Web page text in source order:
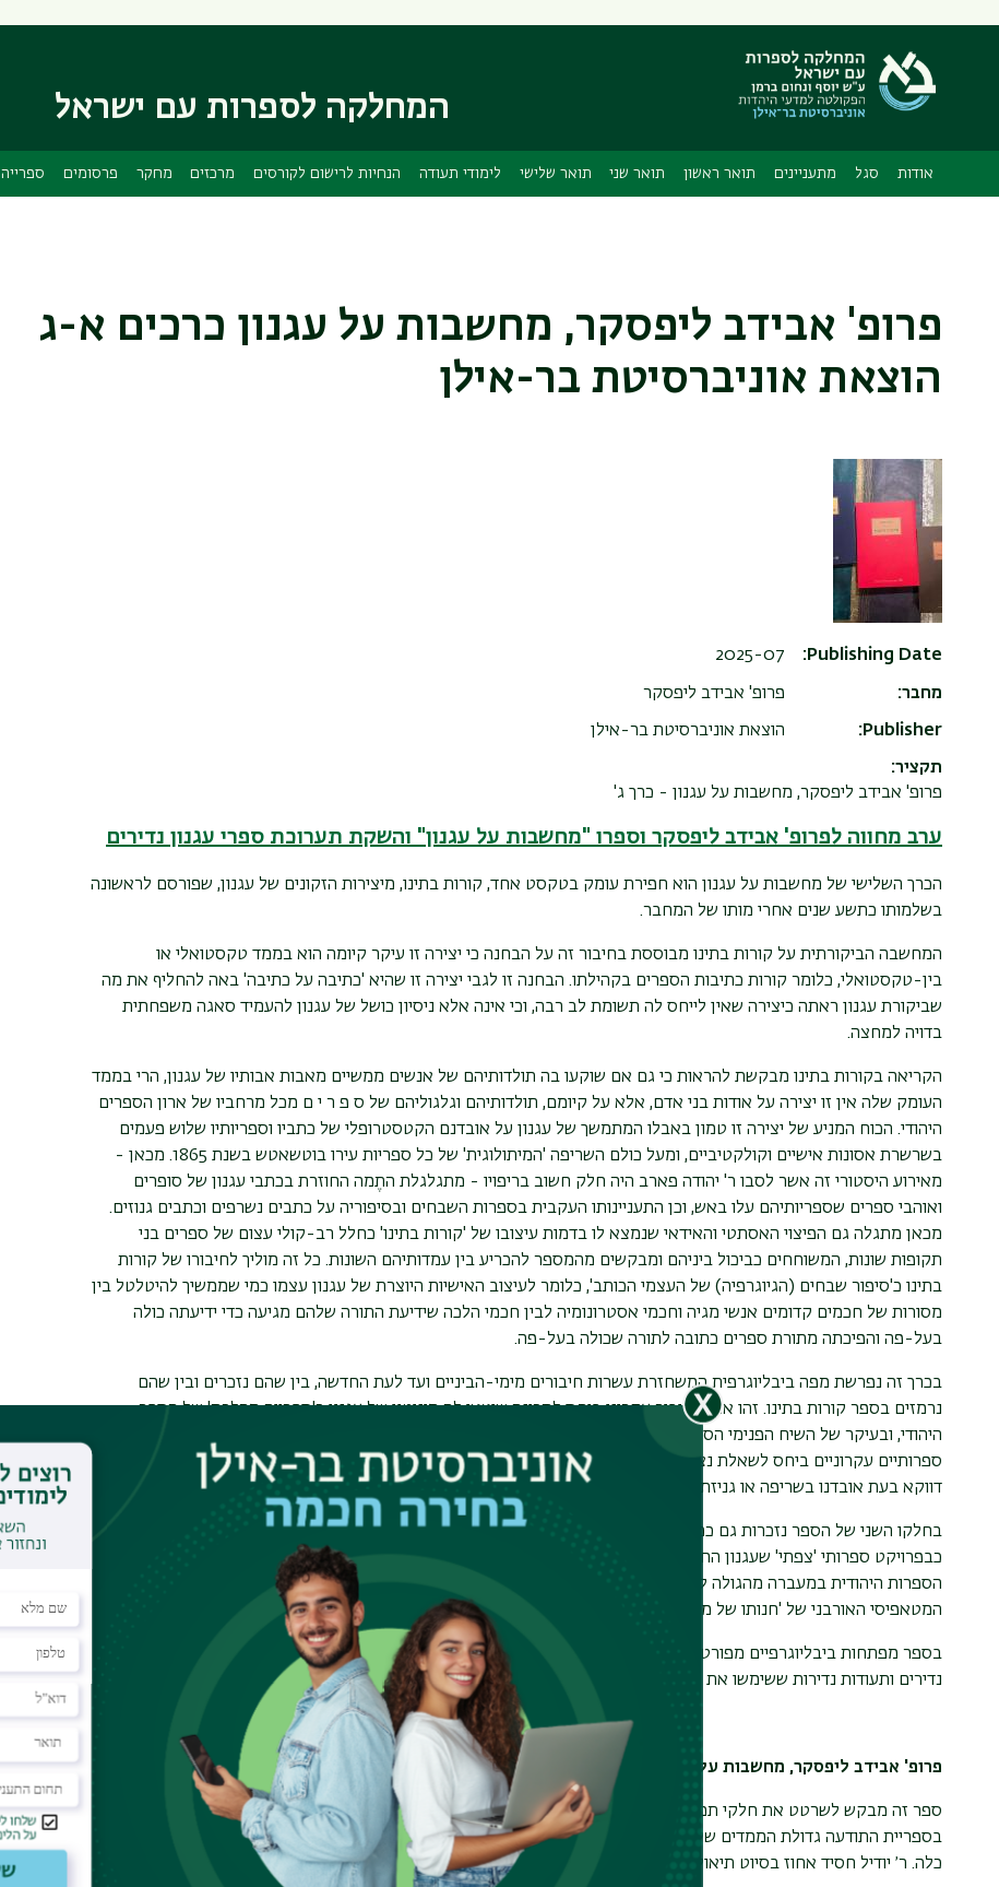
ראשי
תפריט
משני
המחלקה לספרות עם ישראל
אודות סגל מתעניינים תואר ראשון תואר שני תואר שלישי לימודי תעודה הנחיות לרישום לקורסים מרכזים מחקר פרסומים ספרייה
פרופ' אבידב ליפסקר, מחשבות על עגנון כרכים א-ג
הוצאת אוניברסיטת בר-אילן
Publishing Date
2025-07
מחבר פרופ' אבידב ליפסקר
Publisher הוצאת אוניברסיטת בר-אילן
תקציר
פרופ' אבידב ליפסקר, מחשבות על עגנון - כרך ג'
ערב מחווה לפרופ' אבידב ליפסקר וספרו "מחשבות על עגנון" והשקת תערוכת ספרי עגנון נדירים
הכרך השלישי של מחשבות על עגנון הוא חפירת עומק בטקסט אחד, קורות בתינו, מיצירות הזקונים של עגנון, שפורסם לראשונה
בשלמותו כתשע שנים אחרי מותו של המחבר.
המחשבה הביקורתית על קורות בתינו מבוססת בחיבור זה על הבחנה כי יצירה זו עיקר קיומה הוא בממד טקסטואלי או
בין-טקסטואלי, כלומר קורות כתיבות הספרים בקהילתו. הבחנה זו לגבי יצירה זו שהיא 'כתיבה על כתיבה' באה להחליף את מה
שביקורת עגנון ראתה כיצירה שאין לייחס לה תשומת לב רבה, וכי אינה אלא ניסיון כושל של עגנון להעמיד סאגה משפחתית
בדויה למחצה.
הקריאה בקורות בתינו מבקשת להראות כי גם אם שוקעו בה תולדותיהם של אנשים ממשיים מאבות אבותיו של עגנון, הרי בממד
העומק שלה אין זו יצירה על אודות בני אדם, אלא על קיומם, תולדותיהם וגלגוליהם של ס פ ר י ם מכל מרחביו של ארון הספרים
היהודי. הכוח המניע של יצירה זו טמון באבלו המתמשך של עגנון על אובדנם הקטסטרופלי של כתביו וספריותיו שלוש פעמים
בשרשרת אסונות אישיים וקולקטיביים, ומעל כולם השריפה 'המיתולוגית' של כל ספריות עירו בוטשאטש בשנת 1865. מכאן -
מאירוע היסטורי זה אשר לסבו ר' יהודה פארב היה חלק חשוב בריפויו - מתגלגלת התֶמה החוזרת בכתבי עגנון של סופרים
ואוהבי ספרים שספריותיהם עלו באש, וכן התעניינותו העקבית בספרות השבחים ובסיפוריה על כתבים נשרפים וכתבים גנוזים.
מכאן מתגלה גם הפיצוי האסתטי והאידאי שנמצא לו בדמות עיצובו של 'קורות בתינו' כחלל רב-קולי עצום של ספרים בני
תקופות שונות, המשוחחים כביכול ביניהם ומבקשים מהמספר להכריע בין עמדותיהם השונות. כל זה מוליך לחיבורו של קורות
בתינו כ'סיפור שבחים (הגיוגרפיה) של העצמי הכותב', כלומר לעיצוב האישיות היוצרת של עגנון עצמו כמי שממשיך להיטלטל בין
מסורות של חכמים קדומים אנשי מגיה וחכמי אסטרונומיה לבין חכמי הלכה שידיעת התורה שלהם מגיעה כדי ידיעתה כולה
בעל-פה והפיכתה מתורת ספרים כתובה לתורה שכולה בעל-פה.
בכרך זה נפרשת מפה ביבליוגרפית המשחזרת עשרות חיבורים מימי-הביניים ועד לעת החדשה, בין שהם נזכרים ובין שהם
נרמזים בספר קורות בתינו. זהו אפוא חיבור עקרוני ביחס לַתכונה שיצאו לה מוניטין של עגנון כ'ספרייה מהלכת' של הספר
היהודי, ובעיקר של השיח הפנימי הסוער שדעתו הייתה נתונה בו ביחס לחיבורים הכלולים בה. בתוך שיח זה שוקעו הרהורים
ספרותיים עקרוניים ביחס לשאלת נצחיותו המסופקת של הספר היהודי ואפשרויות 'התקיימותו' בתודעה קולקטיבית משננת
דווקא בעת אובדנו בשריפה או גניזתו מרצון.
בחלקו השני של הספר נזכרות גם כמה עבודות של עגנון מחוץ לקורות בתינו כמו בסיפור 'ספר שאבד' מהקובץ עיר ומלואה
כבפרויקט ספרותי 'צפתי' שעגנון החל בו בסיפורו 'מעשה העז' ושני אלה עומדים כדיפטיך זה לצד זה ומטילים אור על מקומה של
הספרות היהודית במעברה מהגולה לארץ-ישראל. שאלת ההיסטוריות של עיצובים ספרותיים עומדת גם במרכז הדיון על המבנה
המטאפיסי האורבני של 'חנותו של מר לובלין' וברומנים של עגנון בחתימת הספר.
בספר מפתחות ביבליוגרפיים מפורטים של עשרות חיבורים שעגנון נשען עליהם בכתיבת קורות בתינו וכן תצלומיהם של ספרים
נדירים ותעודות נדירות ששימשו את עגנון בכתיבת חיבורו זה.
פרופ' אבידב ליפסקר, מחשבות על עגנון - כרך ב'
ספר זה מבקש לשרטט את חלקי תמונת ׳הסובייקט הכותב׳ של ש"י עגנון אשר כל אחד מהם נולד מן הדמיון הסכולסטי האגור
בספריית התודעה גדולת הממדים שלו. בפרק הראשון מתוארת תודעתו של המאמין המבוהל ר׳ יודיל חסיד, גיבור הרומן הכנסת
כלה. ר׳ יודיל חסיד אחוז בסיוט תיאולוגי בעולם של כפילויות ההולכות ומתרבות עד לאין סוף .